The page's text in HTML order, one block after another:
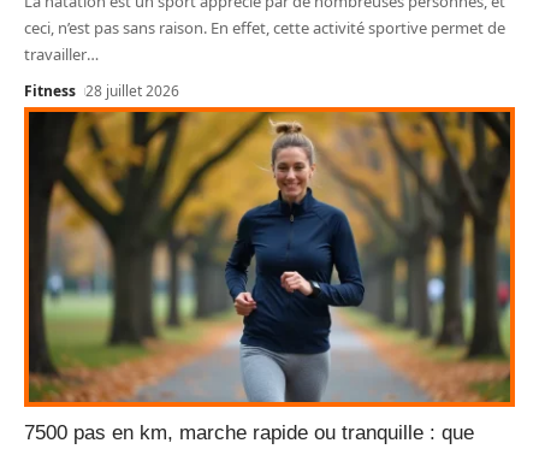
ceci, n’est pas sans raison. En effet, cette activité sportive permet de
travailler…
Fitness 28 juillet 2026
7500 pas en km, marche rapide ou tranquille : que